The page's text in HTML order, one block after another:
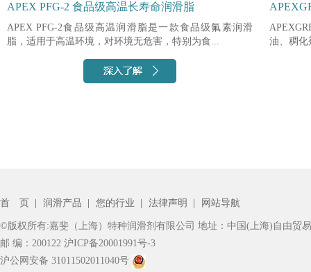
APEX PFG-2 食品级高温长寿命润滑脂
APEX PFG-2食品级高温润滑脂是一款食品级氟素润滑
脂，适用于高温环境，对环境无危害，特别为食...
油、稠化
首 页 润滑产品 您的行业 法律声明 网站导航
©版权所有:嘉斐（上海）特种润滑剂有限公司 地址：中国(上海)自由贸
邮 编：200122 沪ICP备20001991号-3
沪公网安备 31011502011040号